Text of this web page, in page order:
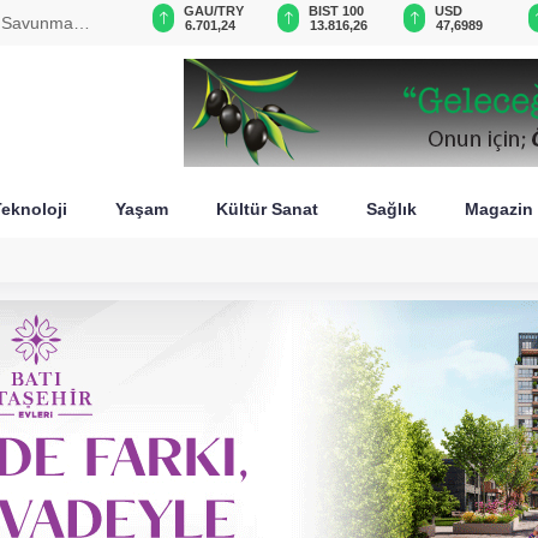
6.701,24
BIST 100
13.816,26
USD
47,6989
EUR
55,2763
Yaşam Kültür Sanat Sağlık Magazin